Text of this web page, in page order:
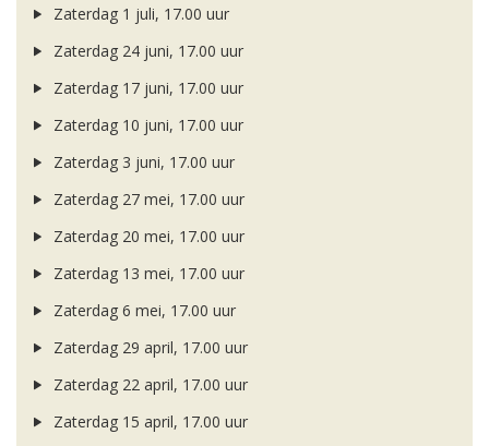
Zaterdag 1 juli, 17.00 uur
Zaterdag 24 juni, 17.00 uur
Zaterdag 17 juni, 17.00 uur
Zaterdag 10 juni, 17.00 uur
Zaterdag 3 juni, 17.00 uur
Zaterdag 27 mei, 17.00 uur
Zaterdag 20 mei, 17.00 uur
Zaterdag 13 mei, 17.00 uur
Zaterdag 6 mei, 17.00 uur
Zaterdag 29 april, 17.00 uur
Zaterdag 22 april, 17.00 uur
Zaterdag 15 april, 17.00 uur